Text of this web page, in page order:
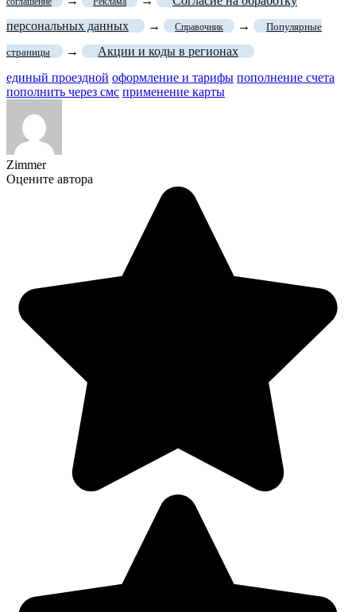
персональных данных
→ Справочник → Популярные
страницы →
Акции и коды в регионах
единый проездной оформление и тарифы пополнение счета
пополнить через смс применение карты
Zimmer
Оцените автора